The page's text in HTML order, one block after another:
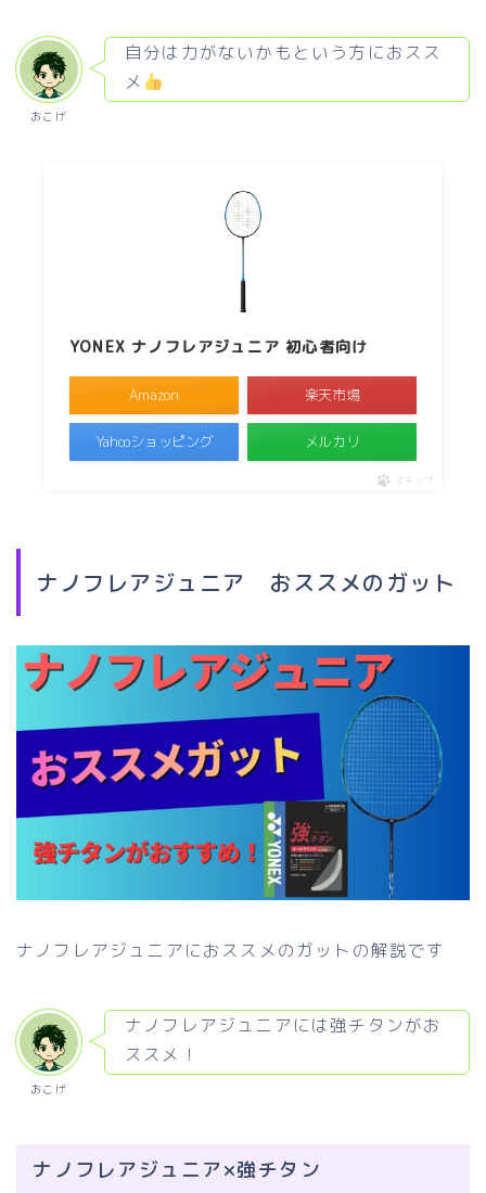
おこげ
自分は力がないかもという方におスス
メ
YONEX ナノフレアジュニア 初心者向け
Amazon 楽天市場
Yahooショッピング メルカリ
ポチップ
ナノフレアジュニア おススメのガット
ナノフレアジュニアにおススメのガットの解説です
おこげ
ナノフレアジュニアには強チタンがお
ススメ！
ナノフレアジュニア×強チタン